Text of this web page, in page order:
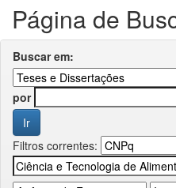
Página de
Buscar em:
por
Filtros correntes: